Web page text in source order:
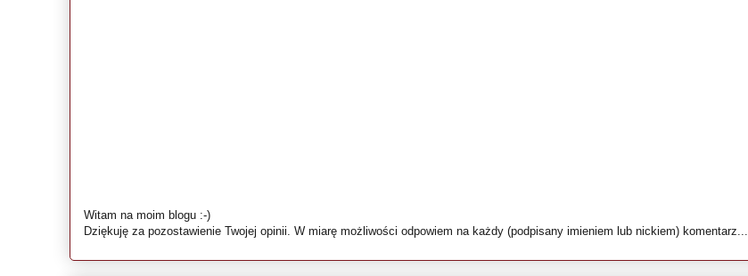
Witam na moim blogu :-)
Dziękuję za pozostawienie Twojej opinii. W miarę możliwości odpowiem na każdy (podpisany imieniem lub nickiem) komentarz...